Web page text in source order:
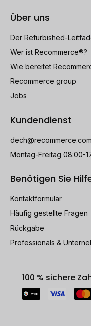
Über uns
Der Refurbished-
Wer ist Recommerce®?
Wie bereitet
Recommerce group
Jobs
Kundendienst
dech@recommerce.com
Montag-Freitag 08:00-
Benötigen Sie
Kontaktformular
Häufig gestellte Fragen
Rückgabe
Professionals &
100 % sichere